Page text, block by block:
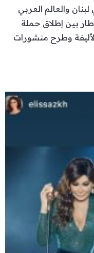
والعالم العربي
بين إطلاق حملة
وطرح منشورات